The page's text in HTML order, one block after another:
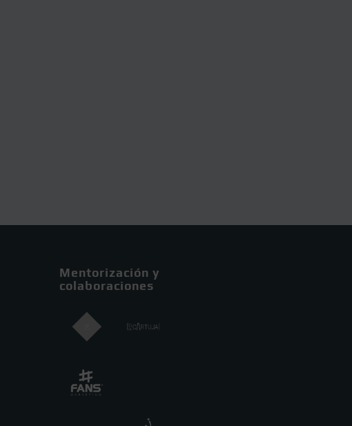
Mentorización y
colaboraciones